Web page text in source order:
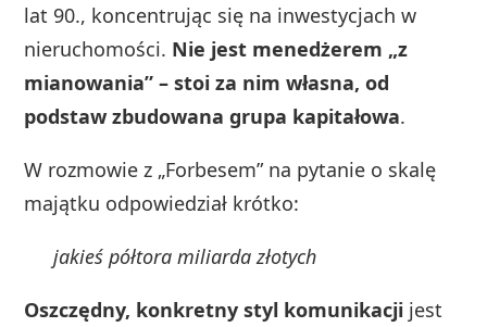
lat 90., koncentrując się na inwestycjach w
nieruchomości. Nie jest menedżerem „z
mianowania” – stoi za nim własna, od
podstaw zbudowana grupa kapitałowa.
W rozmowie z „Forbesem” na pytanie o skalę
majątku odpowiedział krótko:
jakieś półtora miliarda złotych
Oszczędny, konkretny styl komunikacji jest